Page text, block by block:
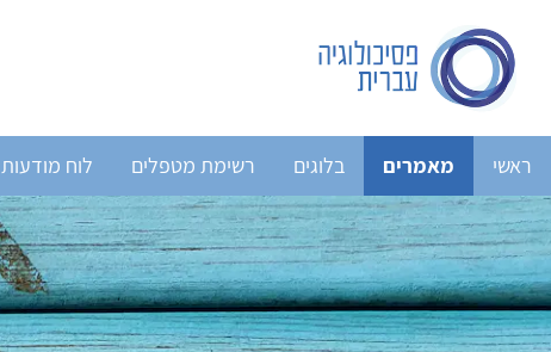
ראשי מאמרים בלוגים רשימת מטפלים לוח מודעות